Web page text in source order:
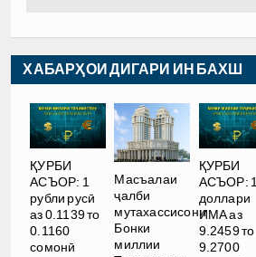
ХАБАРҲОИ ДИГАРИ ИН БАХШ
ҚУРБИ
АСЪОР: 1
рубли русӣ
аз 0.1139 то
0.1160
сомонӣ
Масъалаи
ҷалби
мутахассисони
Бонки
миллии
ҚУРБИ
АСЪОР: 1
доллари
ИМА аз
9.2459 то
9.2700